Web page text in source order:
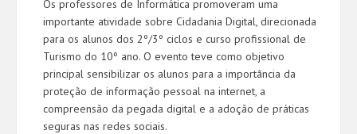
Os professores de Informática promoveram uma
importante atividade sobre Cidadania Digital, direcionada
para os alunos dos 2º/3º ciclos e curso profissional de
Turismo do 10º ano. O evento teve como objetivo
principal sensibilizar os alunos para a importância da
proteção de informação pessoal na internet, a
compreensão da pegada digital e a adoção de práticas
seguras nas redes sociais.